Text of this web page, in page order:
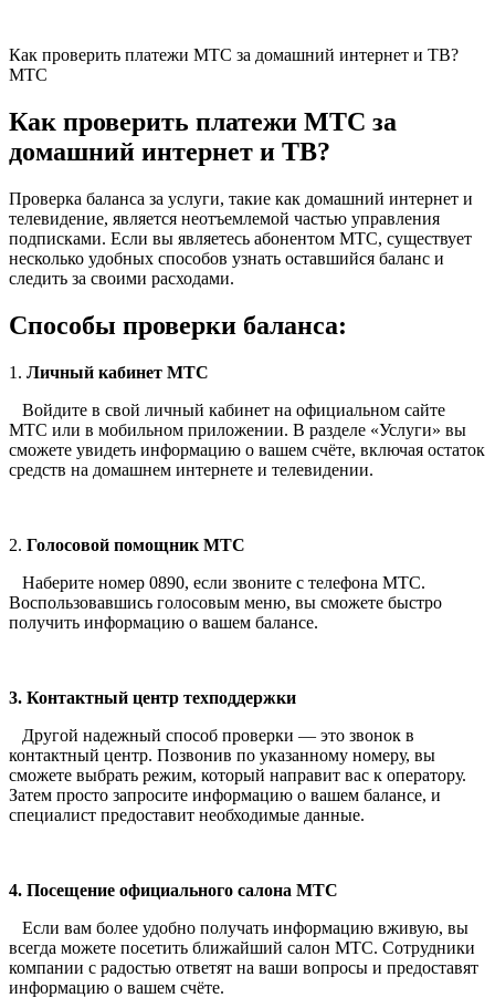
Как проверить платежи МТС за домашний интернет и ТВ?
МТС
Как проверить платежи МТС за
домашний интернет и ТВ?
Проверка баланса за услуги, такие как домашний интернет и
телевидение, является неотъемлемой частью управления
подписками. Если вы являетесь абонентом МТС, существует
несколько удобных способов узнать оставшийся баланс и
следить за своими расходами.
Способы проверки баланса:
1. Личный кабинет МТС
Войдите в свой личный кабинет на официальном сайте
МТС или в мобильном приложении. В разделе «Услуги» вы
сможете увидеть информацию о вашем счёте, включая остаток
средств на домашнем интернете и телевидении.
2. Голосовой помощник МТС
Наберите номер 0890, если звоните с телефона МТС.
Воспользовавшись голосовым меню, вы сможете быстро
получить информацию о вашем балансе.
3. Контактный центр техподдержки
Другой надежный способ проверки — это звонок в
контактный центр. Позвонив по указанному номеру, вы
сможете выбрать режим, который направит вас к оператору.
Затем просто запросите информацию о вашем балансе, и
специалист предоставит необходимые данные.
4. Посещение официального салона МТС
Если вам более удобно получать информацию вживую, вы
всегда можете посетить ближайший салон МТС. Сотрудники
компании с радостью ответят на ваши вопросы и предоставят
информацию о вашем счёте.